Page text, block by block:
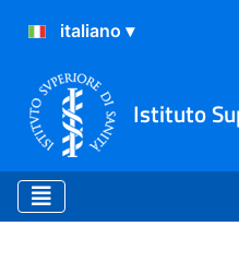
Istituto